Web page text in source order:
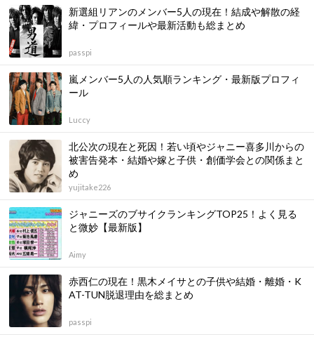
新選組リアンのメンバー5人の現在！結成や解散の経
緯・プロフィールや最新活動も総まとめ
passpi
嵐メンバー5人の人気順ランキング・最新版プロフィ
ール
Luccy
北公次の現在と死因！若い頃やジャニー喜多川からの
被害告発本・結婚や嫁と子供・創価学会との関係まと
め
yujitake226
ジャニーズのブサイクランキングTOP25！よく見る
と微妙【最新版】
Aimy
赤西仁の現在！黒木メイサとの子供や結婚・離婚・K
AT-TUN脱退理由を総まとめ
passpi